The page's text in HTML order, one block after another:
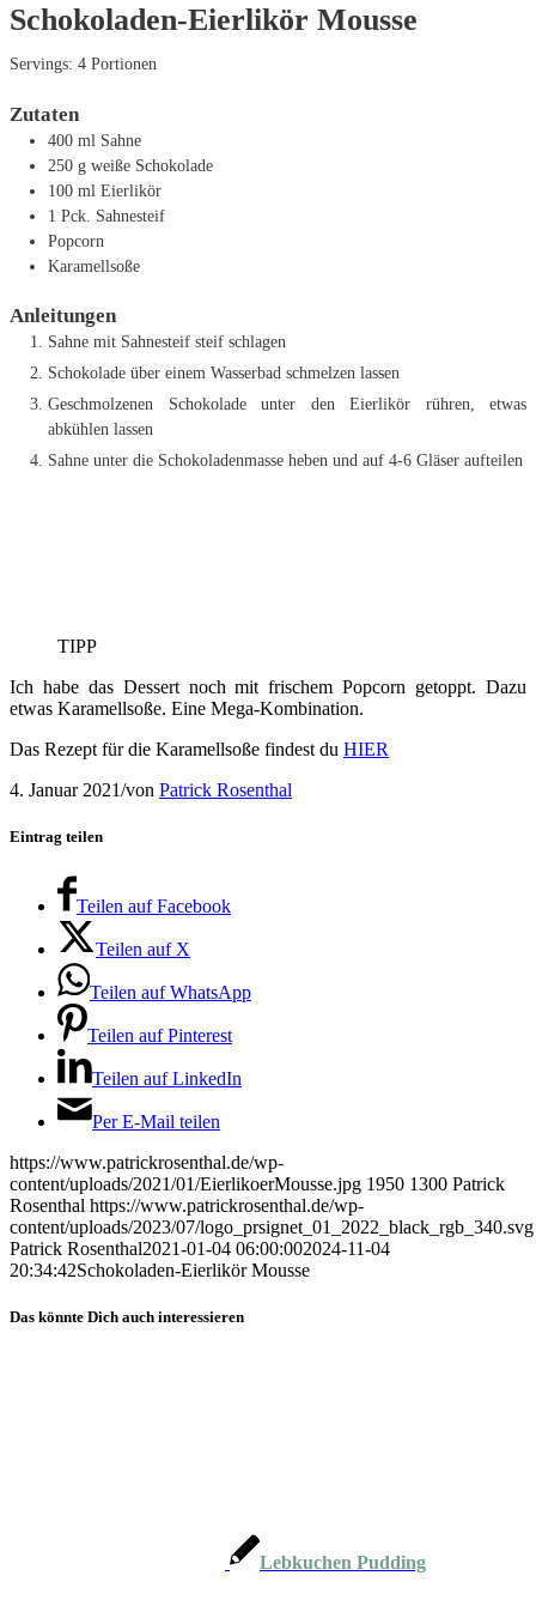
Schokoladen-Eierlikör Mousse
Servings: 4 Portionen
Zutaten
400 ml Sahne
250 g weiße Schokolade
100 ml Eierlikör
1 Pck. Sahnesteif
Popcorn
Karamellsoße
Anleitungen
Sahne mit Sahnesteif steif schlagen
Schokolade über einem Wasserbad schmelzen lassen
Geschmolzenen Schokolade unter den Eierlikör rühren, etwas
abkühlen lassen
Sahne unter die Schokoladenmasse heben und auf 4-6 Gläser aufteilen
TIPP
Ich habe das Dessert noch mit frischem Popcorn getoppt. Dazu
etwas Karamellsoße. Eine Mega-Kombination.
Das Rezept für die Karamellsoße findest du HIER
4. Januar 2021/von Patrick Rosenthal
Eintrag teilen
Teilen auf Facebook
Teilen auf X
Teilen auf WhatsApp
Teilen auf Pinterest
Teilen auf LinkedIn
Per E-Mail teilen
https://www.patrickrosenthal.de/wp-
content/uploads/2021/01/EierlikoerMousse.jpg 1950 1300 Patrick
Rosenthal https://www.patrickrosenthal.de/wp-
content/uploads/2023/07/logo_prsignet_01_2022_black_rgb_340.svg
Patrick Rosenthal2021-01-04 06:00:002024-11-04
20:34:42Schokoladen-Eierlikör Mousse
Das könnte Dich auch interessieren
Lebkuchen Pudding